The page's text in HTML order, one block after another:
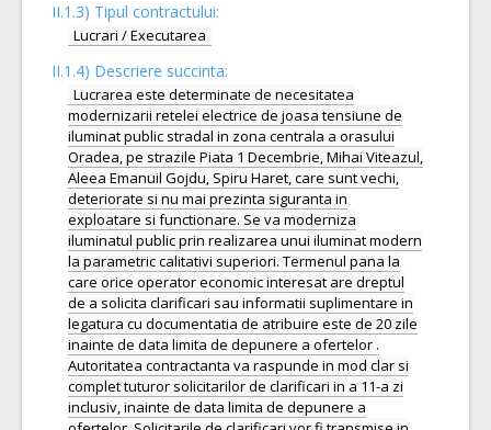
II.1.3) Tipul contractului:
Lucrari / Executarea
II.1.4) Descriere succinta:
Lucrarea este determinate de necesitatea
modernizarii retelei electrice de joasa tensiune de
iluminat public stradal in zona centrala a orasului
Oradea, pe strazile Piata 1 Decembrie, Mihai Viteazul,
Aleea Emanuil Gojdu, Spiru Haret, care sunt vechi,
deteriorate si nu mai prezinta siguranta in
exploatare si functionare. Se va moderniza
iluminatul public prin realizarea unui iluminat modern
la parametric calitativi superiori. Termenul pana la
care orice operator economic interesat are dreptul
de a solicita clarificari sau informatii suplimentare in
legatura cu documentatia de atribuire este de 20 zile
inainte de data limita de depunere a ofertelor .
Autoritatea contractanta va raspunde in mod clar si
complet tuturor solicitarilor de clarificari in a 11-a zi
inclusiv, inainte de data limita de depunere a